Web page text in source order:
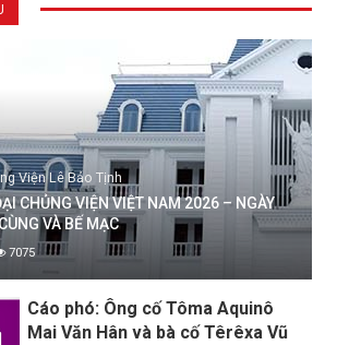
Viện Lê Bảo Tịnh
CHỦNG VIỆN VIỆT NAM 2026 – NGÀY
VÀ BẾ MẠC
7075
Cáo phó: Ông cố Tôma Aquinô
Mai Văn Hân và bà cố Têrêxa Vũ